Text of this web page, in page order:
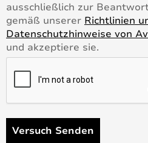
ausschließlich zur
gemäß unserer Richtlinien
Datenschutzhinweise von
und akzeptiere sie.
Versuch Senden